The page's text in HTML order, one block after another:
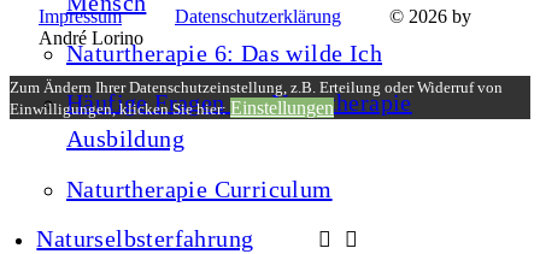
Naturtherapie 6: Das wilde Ich
Häufige Fragen zur Naturtherapie
Ausbildung
Naturtherapie Curriculum
Naturselbsterfahrung
Impressum Datenschutzerklärung © 2026 by
André Lorino
Zum Ändern Ihrer Datenschutzeinstellung, z.B. Erteilung oder Widerruf von
Einwilligungen, klicken Sie hier:Einstellungen